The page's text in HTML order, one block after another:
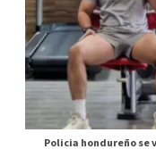
Policia hondureño se